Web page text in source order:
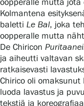
oopperalle mutta jota
Kolmantena
baletti Le Bal, joka
oopperalle mutta
De Chiricon
ja aiheutti valtavan
ratkaisevasti
Chirico oli omaksunut
luoda lavastus ja
tekstiä ja